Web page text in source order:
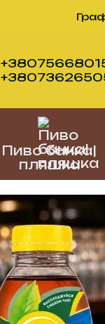
Пиво банка|
пляшка